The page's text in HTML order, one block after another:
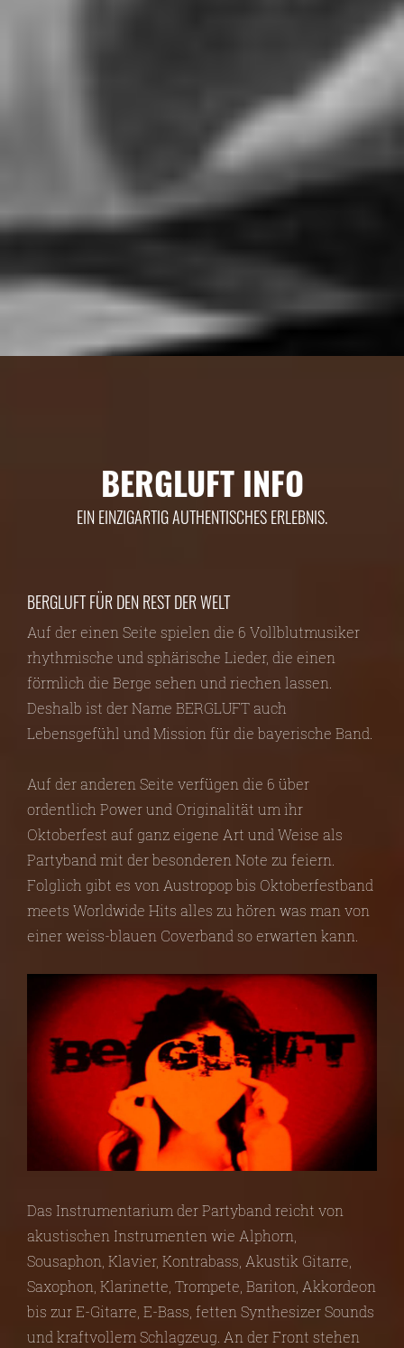
BERGLUFT INFO
EIN EINZIGARTIG AUTHENTISCHES ERLEBNIS.
BERGLUFT FÜR DEN REST DER WELT
Auf der einen Seite spielen die 6 Vollblutmusiker
rhythmische und sphärische Lieder, die einen
förmlich die Berge sehen und riechen lassen.
Deshalb ist der Name BERGLUFT auch
Lebensgefühl und Mission für die bayerische Band.
Auf der anderen Seite verfügen die 6 über
ordentlich Power und Originalität um ihr
Oktoberfest auf ganz eigene Art und Weise als
Partyband mit der besonderen Note zu feiern.
Folglich gibt es von Austropop bis Oktoberfestband
meets Worldwide Hits alles zu hören was man von
einer weiss-blauen Coverband so erwarten kann.
Das Instrumentarium der Partyband reicht von
akustischen Instrumenten wie Alphorn,
Sousaphon, Klavier, Kontrabass, Akustik Gitarre,
Saxophon, Klarinette, Trompete, Bariton, Akkordeon
bis zur E-Gitarre, E-Bass, fetten Synthesizer Sounds
und kraftvollem Schlagzeug. An der Front stehen